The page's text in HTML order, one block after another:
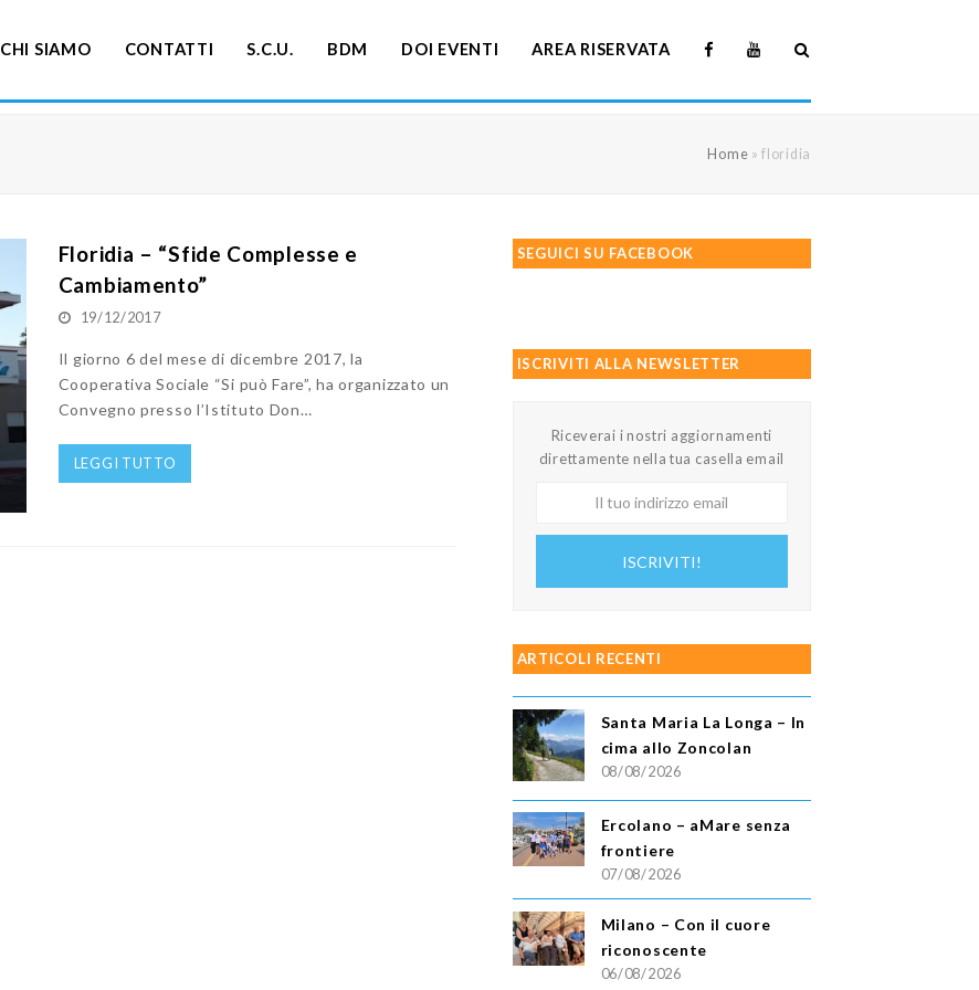
CHI SIAMO CONTATTI S.C.U. BDM DOI EVENTI AREA RISERVATA
Home »floridia
Floridia – “Sfide Complesse e
Cambiamento”
19/12/2017
Il giorno 6 del mese di dicembre 2017, la
Cooperativa Sociale “Si può Fare”, ha organizzato un
Convegno presso l’Istituto Don…
LEGGI TUTTO
SEGUICI SU FACEBOOK
ISCRIVITI ALLA NEWSLETTER
Riceverai i nostri aggiornamenti
direttamente nella tua casella email
ISCRIVITI!
ARTICOLI RECENTI
Santa Maria La Longa – In
cima allo Zoncolan
08/08/2026
Ercolano – aMare senza
frontiere
07/08/2026
Milano – Con il cuore
riconoscente
06/08/2026